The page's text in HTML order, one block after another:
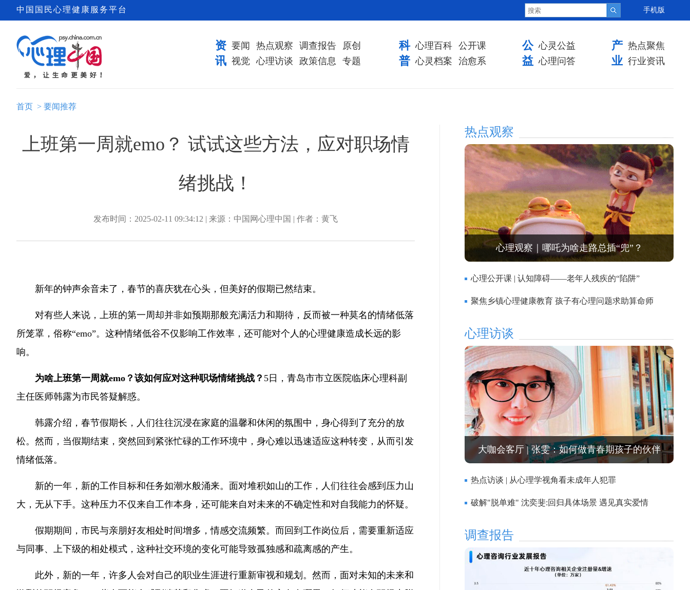
中国国民心理健康服务平台 手机版
资
讯
要闻 热点观察 调查报告
原创
视觉 心理访谈 政策信息 专题
科
普
心理百科 公开课
心灵档案
治愈系
公
益
心灵公益
心理问答
产
业
热点聚焦
行业资讯
首页 > 要闻推荐
上班第一周就emo？ 试试这些方法，应对职场情
绪挑战！
发布时间：2025-02-11 09:34:12 | 来源：中国网心理中国 | 作者：黄飞
新年的钟声余音未了，春节的喜庆犹在心头，但美好的假期已然结束。
对有些人来说，上班的第一周却并非如预期那般充满活力和期待，反而被一种莫名的情绪低落
所笼罩，俗称“emo”。这种情绪低谷不仅影响工作效率，还可能对个人的心理健康造成长远的影
响。
为啥上班第一周就emo？该如何应对这种职场情绪挑战？ 5日，青岛市市立医院临床心理科副
主任医师韩露为市民答疑解惑。
韩露介绍，春节假期长，人们往往沉浸在家庭的温馨和休闲的氛围中，身心得到了充分的放
松。然而，当假期结束，突然回到紧张忙碌的工作环境中，身心难以迅速适应这种转变，从而引发
情绪低落。
新的一年，新的工作目标和任务如潮水般涌来。面对堆积如山的工作，人们往往会感到压力山
大，无从下手。这种压力不仅来自工作本身，还可能来自对未来的不确定性和对自我能力的怀疑。
假期期间，市民与亲朋好友相处时间增多，情感交流频繁。而回到工作岗位后，需要重新适应
与同事、上下级的相处模式，这种社交环境的变化可能导致孤独感和疏离感的产生。
此外，新的一年，许多人会对自己的职业生涯进行重新审视和规划。然而，面对未知的未来和
热点观察
心理观察｜哪吒为啥走路总插“兜”？
心理公开课 | 认知障碍——老年人残疾的“陷阱”
聚焦乡镇心理健康教育 孩子有心理问题求助算命师
心理访谈
大咖会客厅 | 张雯：如何做青春期孩子的伙伴
热点访谈 | 从心理学视角看未成年人犯罪
破解"脱单难" 沈奕斐:回归具体场景 遇见真实爱情
调查报告